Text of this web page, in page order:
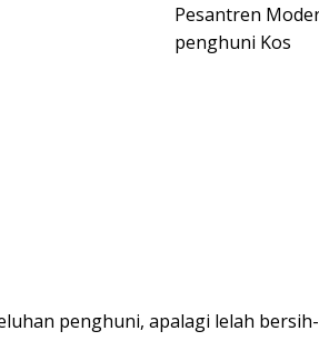
Pesantren
penghuni Kos
penghuni, apalagi lelah